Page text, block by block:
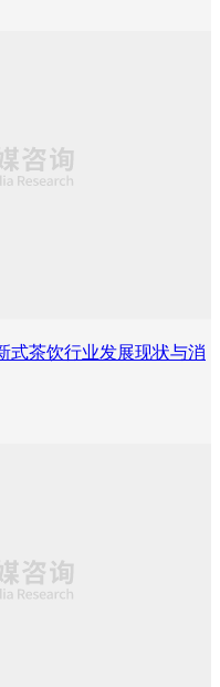
式茶饮行业发展现状与消